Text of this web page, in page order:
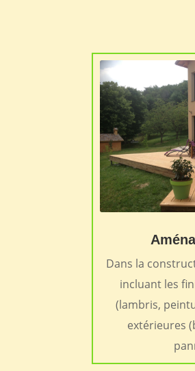
Dans la
incluant les
(lambris,
extérieures